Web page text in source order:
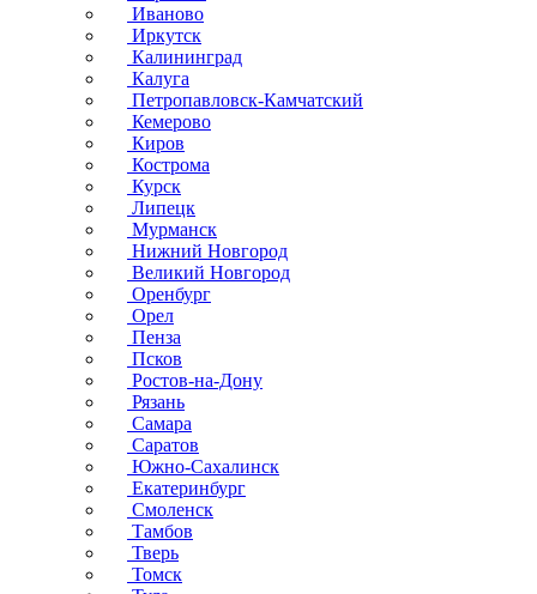
Иваново
Иркутск
Калининград
Калуга
Петропавловск-Камчатский
Кемерово
Киров
Кострома
Курск
Липецк
Мурманск
Нижний Новгород
Великий Новгород
Оренбург
Орел
Пенза
Псков
Ростов-на-Дону
Рязань
Самара
Саратов
Южно-Сахалинск
Екатеринбург
Смоленск
Тамбов
Тверь
Томск